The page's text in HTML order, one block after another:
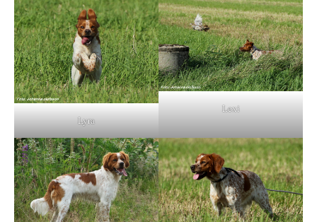
Lyra
Lexi